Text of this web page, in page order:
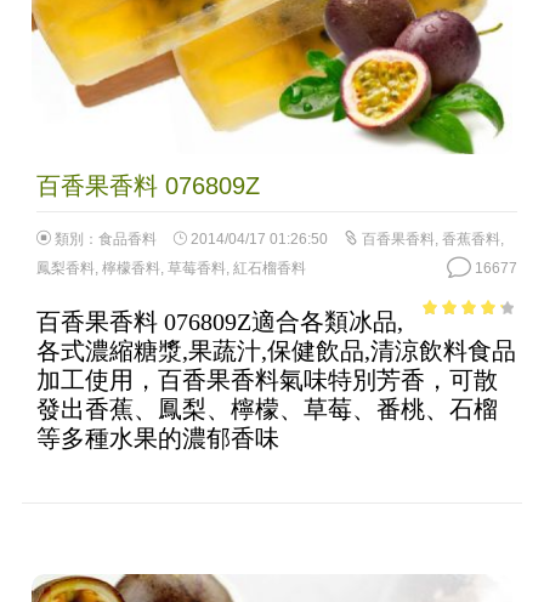
百香果香料 076809Z
類別： 食品香料 2014/04/17 01:26:50 百香果香料, 香蕉香料,
鳳梨香料, 檸檬香料, 草莓香料, 紅石榴香料 16677
5
百香果香料 076809Z適合各類冰品,
各式濃縮糖漿,果蔬汁,保健飲品,清涼飲料食品
加工使用，百香果香料氣味特別芳香，可散
發出香蕉、鳳梨、檸檬、草莓、番桃、石榴
等多種水果的濃郁香味